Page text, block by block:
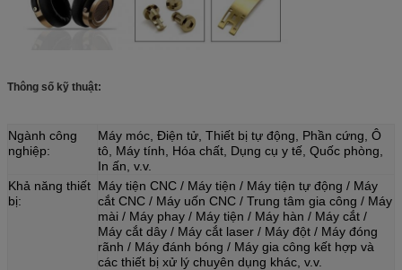
Thông số kỹ thuật:
Ngành công
nghiệp:
Máy móc, Điện tử, Thiết bị tự động, Phần cứng, Ô
tô, Máy tính, Hóa chất, Dụng cụ y tế, Quốc phòng,
In ấn, v.v.
Khả năng thiết
bị:
Máy tiện CNC / Máy tiện / Máy tiện tự động / Máy
cắt CNC / Máy uốn CNC / Trung tâm gia công / Máy
mài / Máy phay / Máy tiện / Máy hàn / Máy cắt /
Máy cắt dây / Máy cắt laser / Máy đột / Máy đóng
rãnh / Máy đánh bóng / Máy gia công kết hợp và
các thiết bị xử lý chuyên dụng khác, v.v.